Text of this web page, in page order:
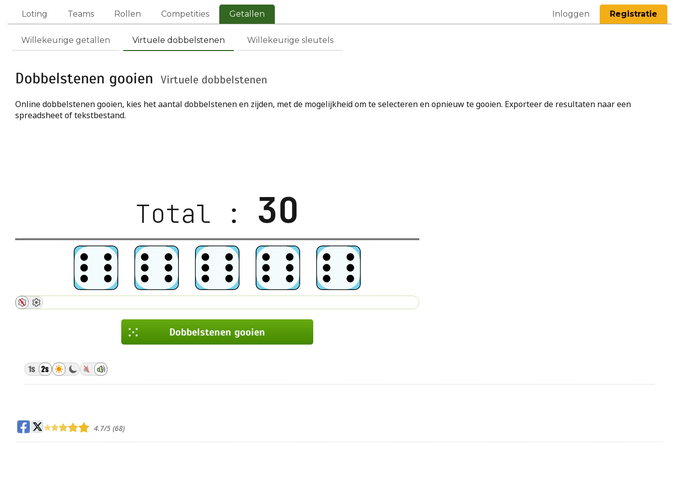
Loting Teams Rollen Competities Getallen Inloggen Registratie
Willekeurige getallen Virtuele dobbelstenen Willekeurige sleutels
Dobbelstenen gooien Virtuele dobbelstenen
Online dobbelstenen gooien, kies het aantal dobbelstenen en zijden, met de mogelijkheid om te selecteren en opnieuw te gooien. Exporteer de resultaten naar een
spreadsheet of tekstbestand.
Total : 3O
Toevoegen of aftrekken
Dobbelstenen niet opnieuw gooien
Dobbelstenen gooien
Dobbelstenen gooien
4.7/5 (68)